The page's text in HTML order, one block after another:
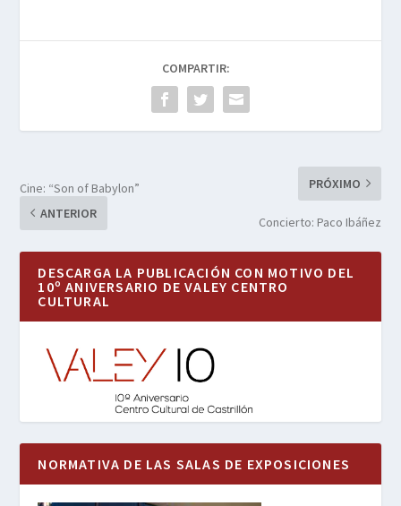
COMPARTIR:
Cine: “Son of Babylon”
ANTERIOR
PRÓXIMO
Concierto: Paco Ibáñez
DESCARGA LA PUBLICACIÓN CON MOTIVO DEL
10º ANIVERSARIO DE VALEY CENTRO
CULTURAL
NORMATIVA DE LAS SALAS DE EXPOSICIONES